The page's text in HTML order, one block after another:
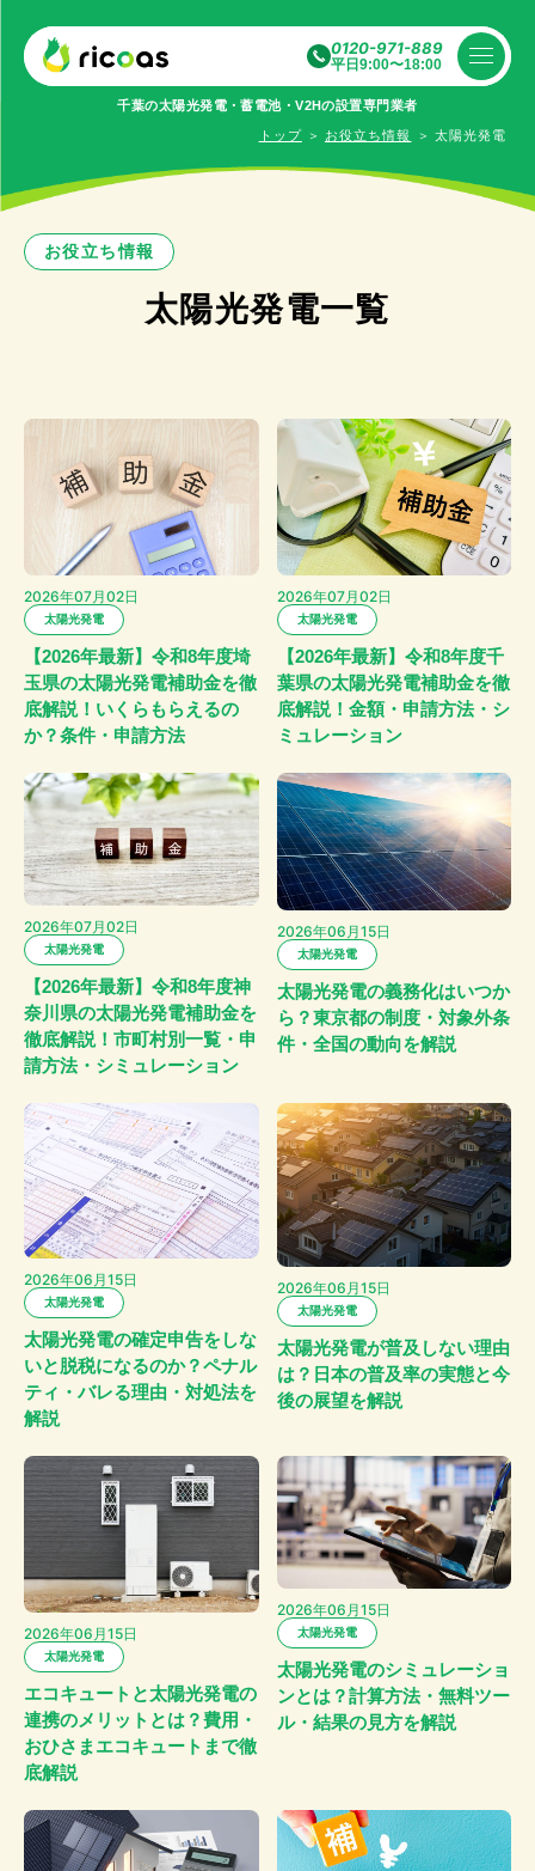
0120-971-889
平日9:00〜18:00
千葉の太陽光発電・蓄電池・V2Hの設置専⾨業者
トップ ＞ お役立ち情報 ＞ 太陽光発電
お役立ち情報
太陽光発電一覧
2026年07月02日
太陽光発電
【2026年最新】令和8年度埼
玉県の太陽光発電補助金を徹
底解説！いくらもらえるの
か？条件・申請方法
2026年07月02日
太陽光発電
【2026年最新】令和8年度千
葉県の太陽光発電補助金を徹
底解説！金額・申請方法・シ
ミュレーション
2026年07月02日
太陽光発電
【2026年最新】令和8年度神
奈川県の太陽光発電補助金を
徹底解説！市町村別一覧・申
請方法・シミュレーション
2026年06月15日
太陽光発電
太陽光発電の義務化はいつか
ら？東京都の制度・対象外条
件・全国の動向を解説
2026年06月15日
太陽光発電
太陽光発電の確定申告をしな
いと脱税になるのか？ペナル
ティ・バレる理由・対処法を
解説
2026年06月15日
太陽光発電
太陽光発電が普及しない理由
は？日本の普及率の実態と今
後の展望を解説
2026年06月15日
太陽光発電
エコキュートと太陽光発電の
連携のメリットとは？費用・
おひさまエコキュートまで徹
底解説
2026年06月15日
太陽光発電
太陽光発電のシミュレーショ
ンとは？計算方法・無料ツー
ル・結果の見方を解説